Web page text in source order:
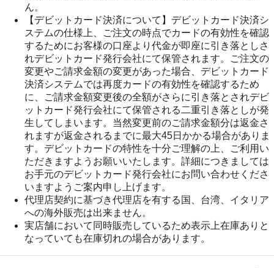
ん。
【デビットカード決済について】デビットカード決済シ
ステムの仕様上、ご注文の時点でカードの有効性を確認
するためにお客様の口座より代金が即座に引き落としさ
れデビットカード発行会社にて保管されます。ご注文の
変更やご請求金額の変更があった場合、デビットカード
決済システムでは再度カードの有効性を確認するため
に、ご請求金額変更後の全額がさらに引き落とされデビ
ットカード発行会社にて保管される二重引き落としが発
生してしまいます。当然変更前のご請求金額分は返金さ
れますが返金されるまでに最大45日かかる場合がありま
す。デビットカードの特性を十分ご理解の上、ご利用い
ただきますようお願いいたします。詳細につきましては
お手元のデビットカード発行会社にお問い合わせくださ
いますようご案内申し上げます。
代理店契約に基づき代理店を有する国、台湾、イタリア
への海外販売は出来ません。
実店舗において同時販売しているため表示上在庫ありと
なっていても在庫切れの場合があります。